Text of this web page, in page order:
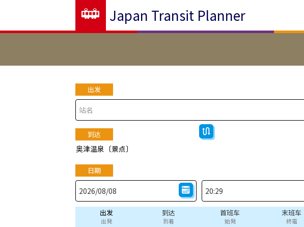
Japan Transit Planner
出发
到达
奥津温泉〔景点〕
日期
出发
出発
到达
到着
首班车
始発
末班车
終電